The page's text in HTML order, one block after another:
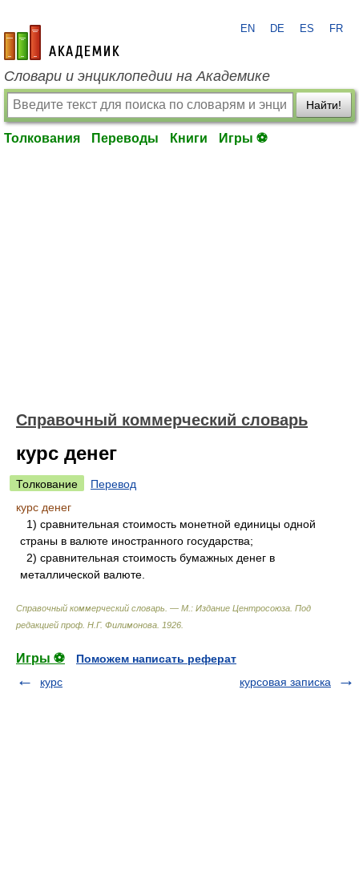
academic.ru
EN DE ES FR
Словари и энциклопедии на Академике
Найти!
Толкования Переводы Книги Игры ⚽
Справочный коммерческий словарь
курс денег
Толкование
Перевод
курс денег
1) сравнительная стоимость монетной единицы одной
страны в валюте иностранного государства;
2) сравнительная стоимость бумажных денег в
металлической валюте.
Справочный коммерческий словарь. — М.: Издание Центросоюза Под
редакцией проф. Н.Г. Филимонова 1926
Игры ⚽
Поможем написать реферат
курс
курсовая записка